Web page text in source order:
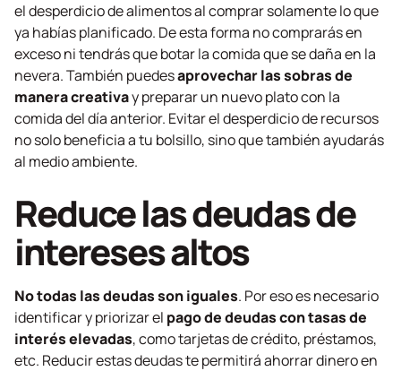
el desperdicio de alimentos al comprar solamente lo que
ya habías planificado. De esta forma no comprarás en
exceso ni tendrás que botar la comida que se daña en la
nevera. También puedesaprovechar las sobras de
manera creativay preparar un nuevo plato con la
comida del día anterior. Evitar el desperdicio de recursos
no solo beneficia a tu bolsillo, sino que también ayudarás
al medio ambiente.
Reduce las deudas de
intereses altos
No todas las deudas son iguales. Por eso es necesario
identificar y priorizar el pago de deudas con tasas de
interés elevadas, como tarjetas de crédito, préstamos,
etc. Reducir estas deudas te permitirá ahorrar dinero en